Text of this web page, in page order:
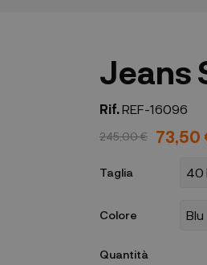
Jeans
Rif.REF-16096
245,00 € 73,50
Taglia
Colore
Quantità